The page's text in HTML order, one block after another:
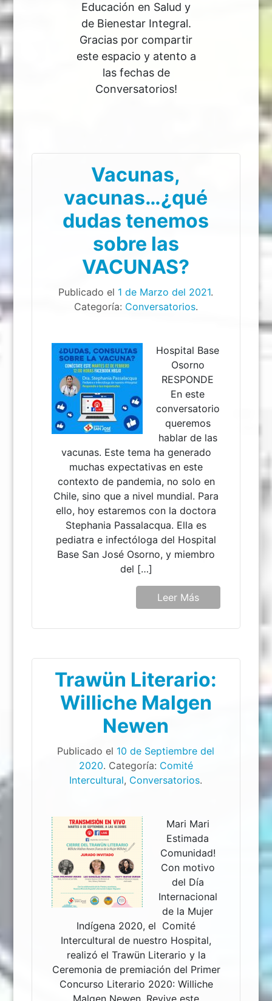
Educación en Salud y
de Bienestar Integral.
Gracias por compartir
este espacio y atento a
las fechas de
Conversatorios!
Vacunas,
vacunas…¿qué
dudas tenemos
sobre las
VACUNAS?
Publicado el 1 de Marzo del 2021.
Categoría: Conversatorios.
Hospital Base
Osorno
RESPONDE
En este
conversatorio
queremos
hablar de las
vacunas. Este tema ha generado
muchas expectativas en este
contexto de pandemia, no solo en
Chile, sino que a nivel mundial. Para
ello, hoy estaremos con la doctora
Stephania Passalacqua. Ella es
pediatra e infectóloga del Hospital
Base San José Osorno, y miembro
del […]
Leer Más
Trawün Literario:
Williche Malgen
Newen
Publicado el 10 de Septiembre del
2020. Categoría: Comité
Intercultural, Conversatorios.
Mari Mari
Estimada
Comunidad!
Con motivo
del Día
Internacional
de la Mujer
Indígena 2020, el Comité
Intercultural de nuestro Hospital,
realizó el Trawün Literario y la
Ceremonia de premiación del Primer
Concurso Literario 2020: Williche